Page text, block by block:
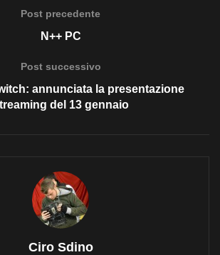
Post precedente
N++ PC
Post successivo
annunciata la presentazione
del 13 gennaio
Ciro Sdino